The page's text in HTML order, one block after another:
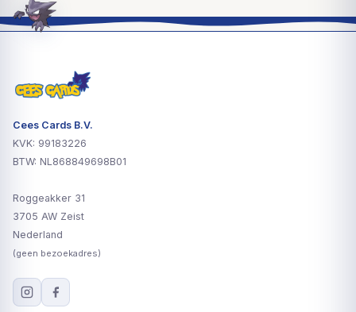
Cees Cards B.V.
KVK: 99183226
BTW: NL868849698B01
Roggeakker 31
3705 AW Zeist
Nederland
(geen bezoekadres)